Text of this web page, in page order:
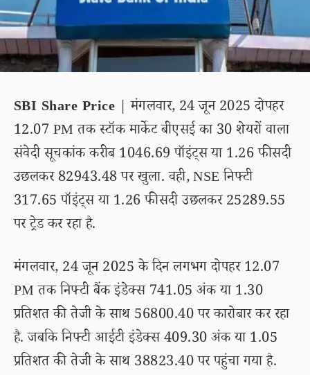
SBI Share Price | मंगलवार, 24 जून 2025 दोपहर
12.07 PM तक स्टॉक मार्केट बीएसई का 30 शेयरों वाला
संवेदी सूचकांक करीब 1046.69 पॉइंट्स या 1.26 फीसदी
उछलकर 82943.48 पर खुला. वही, NSE निफ्टी
317.65 पॉइंट्स या 1.26 फीसदी उछलकर 25289.55
पर ट्रेड कर रहा है.
मंगलवार, 24 जून 2025 के दिन लगभग दोपहर 12.07
PM तक निफ्टी बैंक इंडेक्स 741.05 अंक या 1.30
प्रतिशत की तेजी के साथ 56800.40 पर कारोबार कर रहा
है. जबकि निफ्टी आईटी इंडेक्स 409.30 अंक या 1.05
प्रतिशत की तेजी के साथ 38823.40 पर पहुंचा गया है.